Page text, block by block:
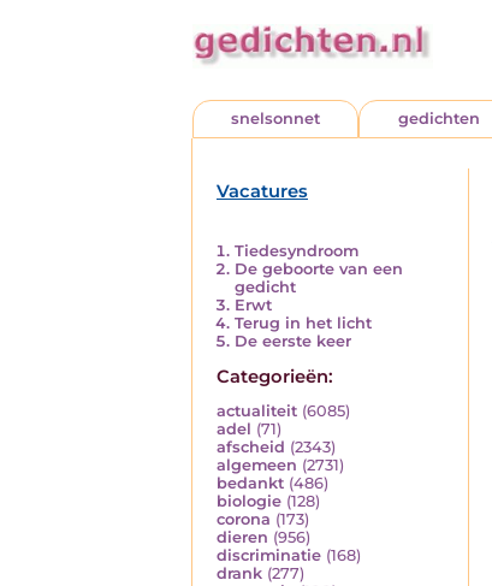
snelsonnet gedichten
Vacatures
Tiedesyndroom
De geboorte van een
gedicht
Erwt
Terug in het licht
De eerste keer
Categorieën:
actualiteit (6085)
adel (71)
afscheid (2343)
algemeen (2731)
bedankt (486)
biologie (128)
corona (173)
dieren (956)
discriminatie (168)
drank (277)